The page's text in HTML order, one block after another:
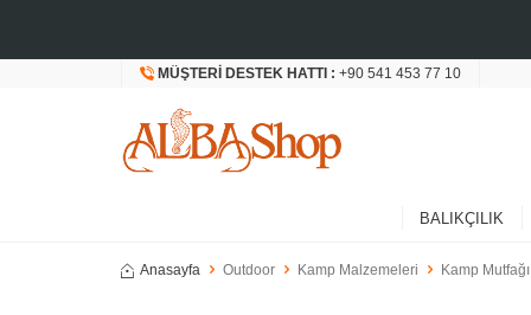
MÜŞTERI DESTEK HATTI : +90 541 453 77 10
BALIKÇILIK
Anasayfa Outdoor Kamp Malzemeleri Kamp Mutfağı